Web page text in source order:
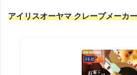
アイリスオーヤマ クレープメーカー